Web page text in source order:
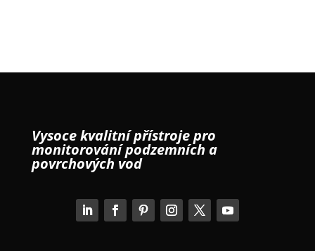
Vysoce kvalitní přístroje pro
monitorování podzemních a
povrchových vod